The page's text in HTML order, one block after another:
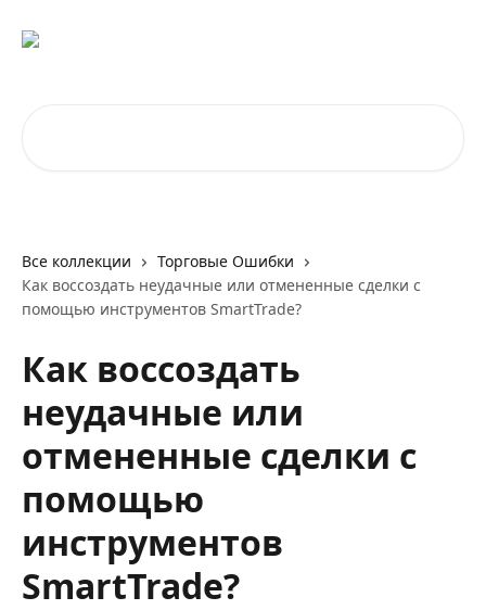
Все коллекции
Торговые Ошибки
Как воссоздать неудачные или отмененные сделки с
помощью инструментов SmartTrade?
Как воссоздать
неудачные или
отмененные сделки с
помощью
инструментов
SmartTrade?